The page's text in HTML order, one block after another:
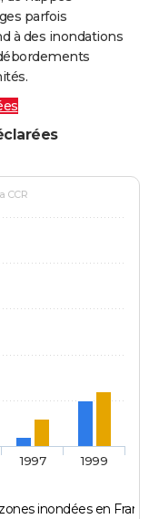
parfois
à des inondations
CCR
inondées en
1997 1999